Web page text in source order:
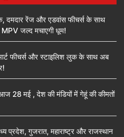
रेंज और एडवांस फीचर्स के साथ
MPV जल्द मचाएगी धूम!
फीचर्स और स्टाइलिश लुक के साथ अब
28 मई , देश की मंडियों में गेहूं की कीमतों
गुजरात, महाराष्ट्र और राजस्थान